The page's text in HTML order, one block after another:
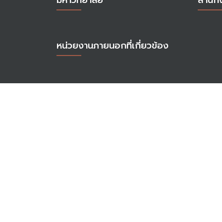
หน่วยงานภายนอกที่เกี่ยวข้อง